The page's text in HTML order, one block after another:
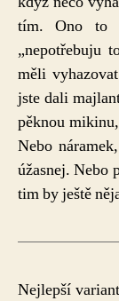
tím. Ono to
„nepotřebuju
měli
jste dali
pěknou
Nebo
úžasnej. Nebo
tim by ještě
Nejlepší